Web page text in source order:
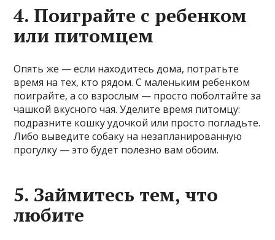
4. Поиграйте с ребенком
или питомцем
Опять же — если находитесь дома, потратьте
время на тех, кто рядом. С маленьким ребенком
поиграйте, а со взрослым — просто поболтайте за
чашкой вкусного чая. Уделите время питомцу:
подразните кошку удочкой или просто погладьте.
Либо выведите собаку на незапланированную
прогулку — это будет полезно вам обоим.
5. Займитесь тем, что
любите